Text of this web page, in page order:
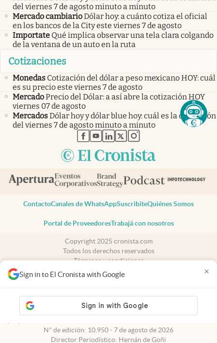
Sign in to El Cronista with Google ×
del viernes 7 de agosto minuto a minuto
Mercado cambiarioDólar hoy: a cuánto cotiza el oficial
en los bancos de la City este viernes 7 de agosto
Importate Qué implica observar una tela clara colgando
de la ventana de un auto en la ruta
Cotizaciones
Monedas Cotización del dólar a peso mexicano HOY: cuál
es su precio este viernes 7 de agosto
MercadoPrecio del Dólar: a así abre la cotización HOY
viernes 07 de agosto
MercadosDólar hoy y dólar blue hoy: cuál es la cotización
del viernes 7 de agosto minuto a minuto
abre en nueva pestaña
abre en nueva pestaña
abre en nueva pestaña
abre en nueva pestaña
abre en nueva pestaña
ContactoCanales de WhatsAppSuscribiteQuiénes Somos
Portal de ProveedoresTrabajá con nosotros
Copyright 2025 cronista.com
Todos los derechos reservados
Términos y condiciones
Privacidad
Consentimiento
cronista.com
es propiedad de El Cronista Comercial S.A Registro de
N° de edición: 10.950 - 7 de agosto de 2026
Director Periodístico: Hernán de Goñi